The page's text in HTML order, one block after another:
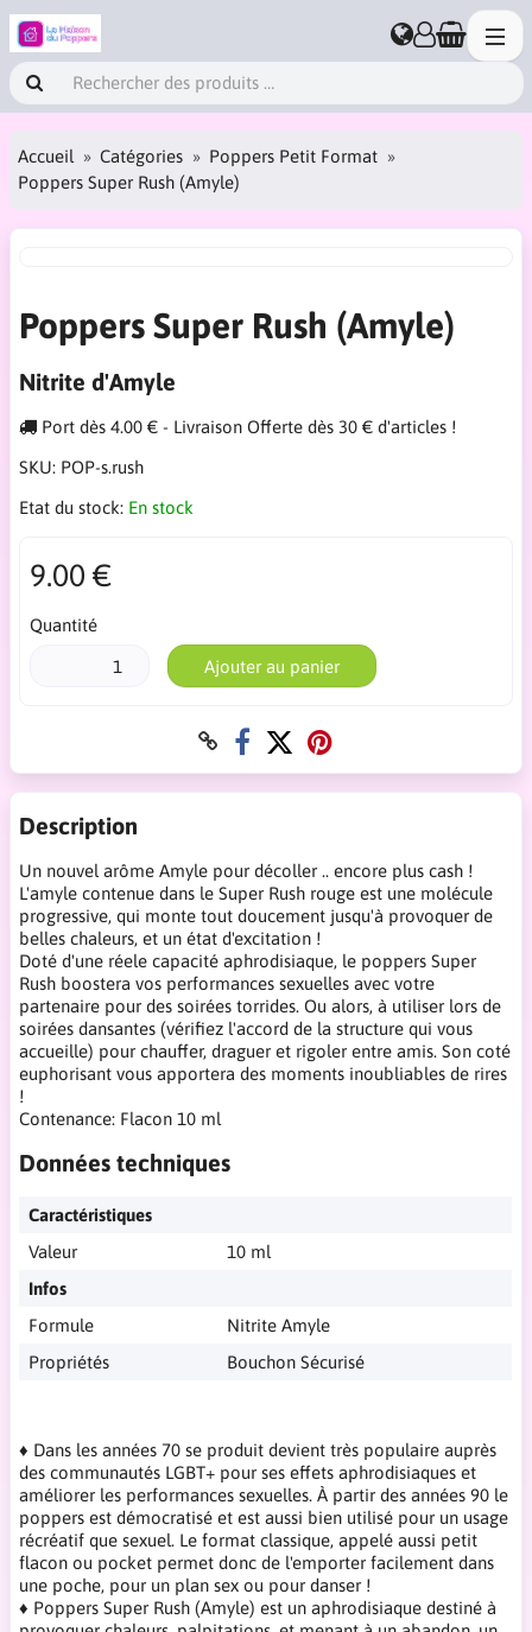
Accueil Catégories
Poppers Petit Format
Poppers Super Rush (Amyle)
Poppers Super Rush (Amyle)
Nitrite d'Amyle
Port dès 4.00 € - Livraison Offerte dès 30 € d'articles !
SKU: POP-s.rush
Etat du stock: En stock
9.00 €
Quantité
Ajouter au panier
Description
Un nouvel arôme Amyle pour décoller .. encore plus cash !
L'amyle contenue dans le Super Rush rouge est une molécule
progressive, qui monte tout doucement jusqu'à provoquer de
belles chaleurs, et un état d'excitation !
Doté d'une réele capacité aphrodisiaque, le poppers Super
Rush boostera vos performances sexuelles avec votre
partenaire pour des soirées torrides. Ou alors, à utiliser lors de
soirées dansantes (vérifiez l'accord de la structure qui vous
accueille) pour chauffer, draguer et rigoler entre amis. Son coté
euphorisant vous apportera des moments inoubliables de rires
!
Contenance: Flacon 10 ml
Données techniques
Caractéristiques
Valeur
10 ml
Infos
Formule
Nitrite Amyle
Propriétés
Bouchon Sécurisé
♦ Dans les années 70 se produit devient très populaire auprès
des communautés LGBT+ pour ses effets aphrodisiaques et
améliorer les performances sexuelles. À partir des années 90 le
poppers est démocratisé et est aussi bien utilisé pour un usage
récréatif que sexuel. Le format classique, appelé aussi petit
flacon ou pocket permet donc de l'emporter facilement dans
une poche, pour un plan sex ou pour danser !
♦ Poppers Super Rush (Amyle) est un aphrodisiaque destiné à